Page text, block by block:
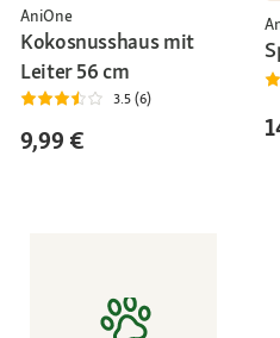
AniOne
Kokosnusshaus mit
Leiter 56 cm
3.5 (6)
9,99 €